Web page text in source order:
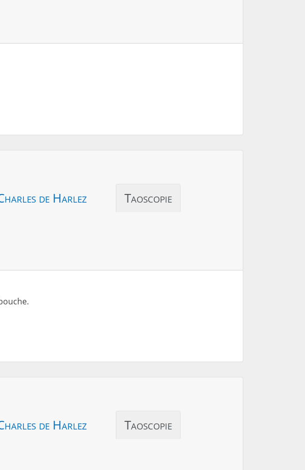
de Harlez Taoscopie
de Harlez Taoscopie